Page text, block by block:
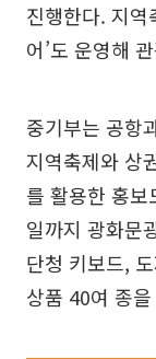
진행한다. 지역
어’도 운영해
중기부는 공항
지역축제와 상
를 활용한 홍
일까지 광화문
단청 키보드,
상품 40여 종